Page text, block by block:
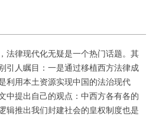
法律现代化无疑是一个热门话题。其
引人瞩目：一是通过移植西方法律成
利用本土资源实现中国的法治现代
中提出自己的观点：中西方各有各的
辑推出我们封建社会的皇权制度也是